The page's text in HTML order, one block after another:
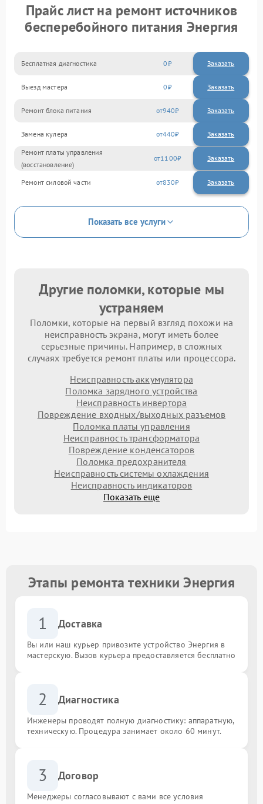
Прайс лист на ремонт источников
бесперебойного питания Энергия
Бесплатная диагностика 0 Заказать
Выезд мастера 0 Заказать
Ремонт блока питания 940
Замена кулера 440
Ремонт платы управления
(восстановление)
1100
Ремонт силовой части 830
Показать все услуги
Другие поломки, которые мы
устраняем
Поломки, которые на первый взгляд похожи на
неисправность экрана, могут иметь более
серьезные причины. Например, в сложных
случаях требуется ремонт платы или процессора.
Неисправность аккумулятора
Поломка зарядного устройства
Неисправность инвертора
Повреждение входных/выходных разъемов
Поломка платы управления
Неисправность трансформатора
Повреждение конденсаторов
Поломка предохранителя
Неисправность системы охлаждения
Неисправность индикаторов
Показать еще
Этапы ремонта техники Энергия
1 Доставка
Вы или наш курьер привозите устройство Энергия в
мастерскую. Вызов курьера предоставляется бесплатно
2 Диагностика
Инженеры проводят полную диагностику: аппаратную,
техническую. Процедура занимает около 60 минут.
3 Договор
Менеджеры согласовывают с вами все условия